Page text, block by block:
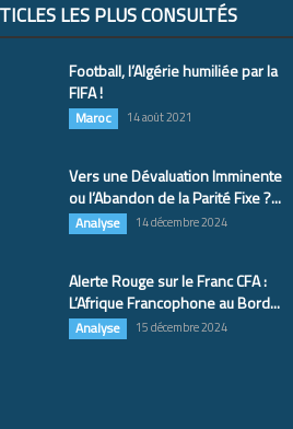
LES PLUS CONSULTÉS
Football, l’Algérie humiliée par la
FIFA !
Maroc 14 août 2021
Vers une Dévaluation Imminente
ou l’Abandon de la Parité Fixe ?...
Analyse 14 décembre 2024
Alerte Rouge sur le Franc CFA :
L’Afrique Francophone au Bord...
Analyse 15 décembre 2024